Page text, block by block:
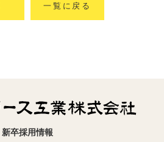
一覧に戻る
新卒採用情報